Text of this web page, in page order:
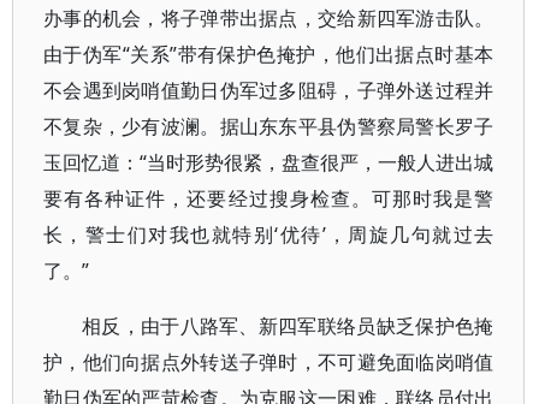
办事的机会，将子弹带出据点，交给新四军游击队。
由于伪军“关系”带有保护色掩护，他们出据点时基本
不会遇到岗哨值勤日伪军过多阻碍，子弹外送过程并
不复杂，少有波澜。据山东东平县伪警察局警长罗子
玉回忆道：“当时形势很紧，盘查很严，一般人进出城
要有各种证件，还要经过搜身检查。可那时我是警
长，警士们对我也就特别‘优待’，周旋几句就过去
了。”
相反，由于八路军、新四军联络员缺乏保护色掩
护，他们向据点外转送子弹时，不可避免面临岗哨值
勤日伪军的严苛检查。为克服这一困难，联络员付出